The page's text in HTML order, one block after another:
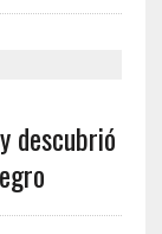
descubrió